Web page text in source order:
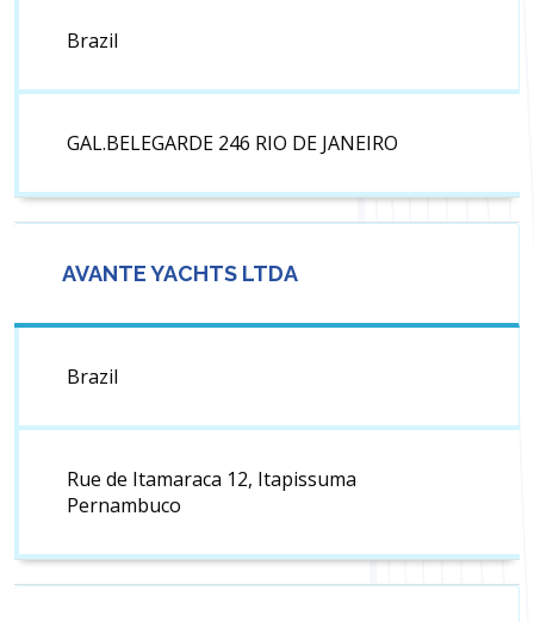
Brazil
GAL.BELEGARDE 246 RIO DE JANEIRO
AVANTE YACHTS LTDA
Brazil
Rue de Itamaraca 12, Itapissuma
Pernambuco